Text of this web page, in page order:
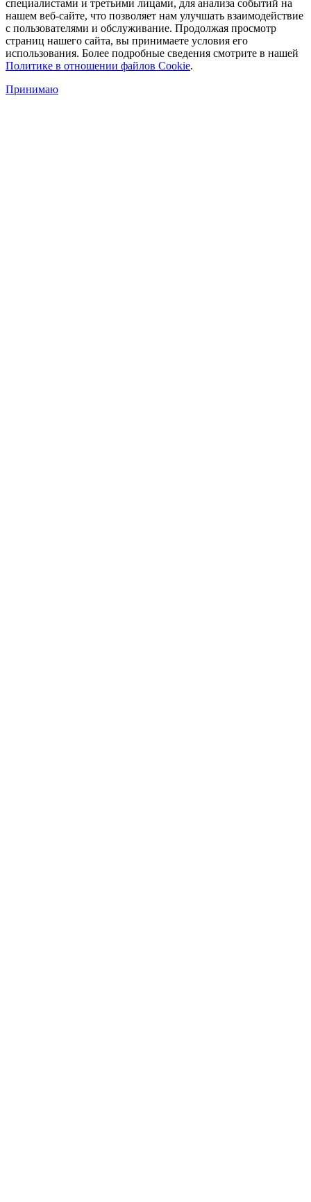
специалистами и третьими лицами, для анализа событий на
нашем веб-сайте, что позволяет нам улучшать взаимодействие
с пользователями и обслуживание. Продолжая просмотр
страниц нашего сайта, вы принимаете условия его
использования. Более подробные сведения смотрите в нашей
Политике в отношении файлов Cookie.
Принимаю